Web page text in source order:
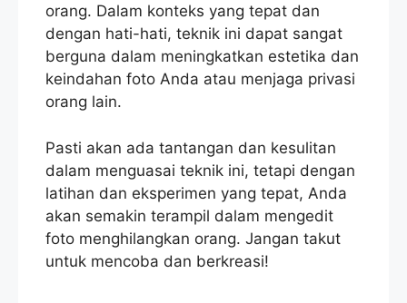
orang. Dalam konteks yang tepat dan
dengan hati-hati, teknik ini dapat sangat
berguna dalam meningkatkan estetika dan
keindahan foto Anda atau menjaga privasi
orang lain.
Pasti akan ada tantangan dan kesulitan
dalam menguasai teknik ini, tetapi dengan
latihan dan eksperimen yang tepat, Anda
akan semakin terampil dalam mengedit
foto menghilangkan orang. Jangan takut
untuk mencoba dan berkreasi!